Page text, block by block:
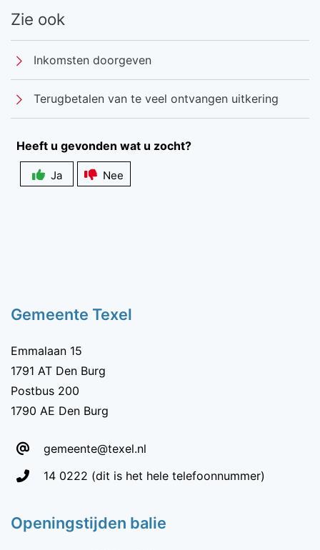
Zie ook
Inkomsten doorgeven
Terugbetalen van te veel ontvangen uitkering
Heeft u gevonden wat u zocht?
Ja Nee
Gemeente Texel
Emmalaan 15
1791 AT Den Burg
Postbus 200
1790 AE Den Burg
gemeente@texel.nl
Telefoon:
14 0222 (dit is het hele telefoonnummer)
Openingstijden balie